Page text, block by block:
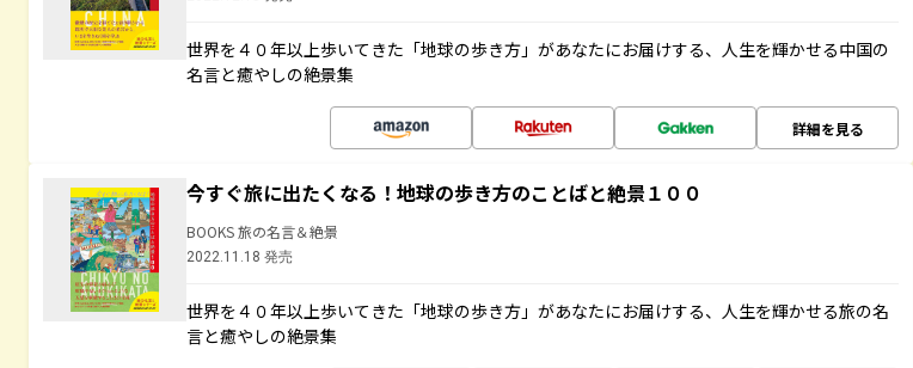
世界を４０年以上歩いてきた「地球の歩き方」があなたにお届けする、人生を輝かせる中国の
名言と癒やしの絶景集
詳細を見る
今すぐ旅に出たくなる！地球の歩き方のことばと絶景１００
BOOKS 旅の名言＆絶景
2022.11.18 発売
世界を４０年以上歩いてきた「地球の歩き方」があなたにお届けする、人生を輝かせる旅の名
言と癒やしの絶景集